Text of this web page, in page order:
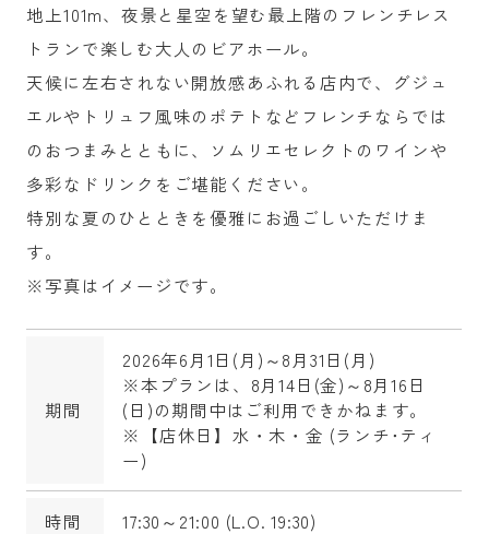
地上101m、夜景と星空を望む最上階のフレンチレス
トランで楽しむ大人のビアホール。
天候に左右されない開放感あふれる店内で、グジュ
エルやトリュフ風味のポテトなどフレンチならでは
のおつまみとともに、ソムリエセレクトのワインや
多彩なドリンクをご堪能ください。
特別な夏のひとときを優雅にお過ごしいただけま
す。
※写真はイメージです。
期間
2026年6月1日(月)～8月31日(月)
※本プランは、8月14日(金)～8月16日
(日)の期間中はご利用できかねます。
※【店休日】水・木・金 (ランチ･ティ
ー)
時間 17:30～21:00 (L.O. 19:30)